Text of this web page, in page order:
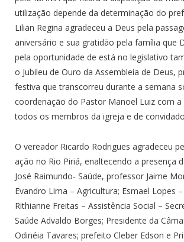
utilização depende da determinação do
Lilian Regina agradeceu a Deus pela
aniversário e sua gratidão pela família que
pela oportunidade de está no legislativo
o Jubileu de Ouro da Assembleia de Deus,
festiva que transcorreu durante a semana
coordenação do Pastor Manoel Luiz com a
todos os membros da igreja e de
O vereador Ricardo Rodrigues agradeceu
ação no Rio Piriá, enaltecendo a presença
José Raimundo- Saúde, professor Jaime
Evandro Lima – Agricultura; Esmael Lopes
Rithianne Freitas – Assistência Social –
Saúde Advaldo Borges; Presidente da
Odinéia Tavares; prefeito Cleber Edson e